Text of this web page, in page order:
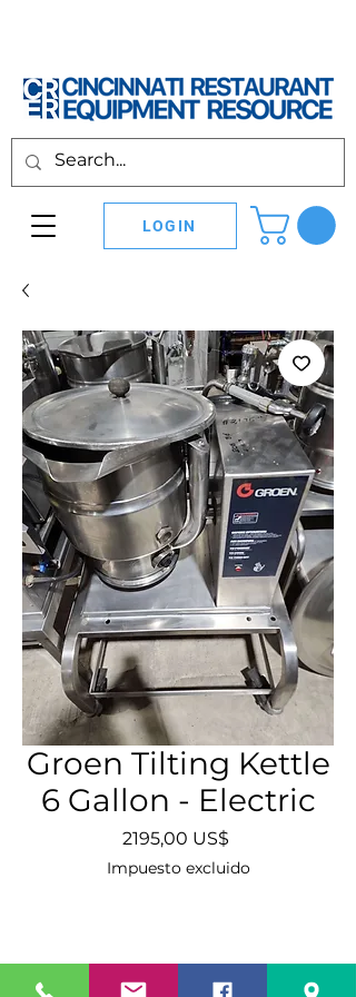
LOGIN
Groen Tilting Kettle
6 Gallon - Electric
2195,00 US$Precio
Impuesto excluido